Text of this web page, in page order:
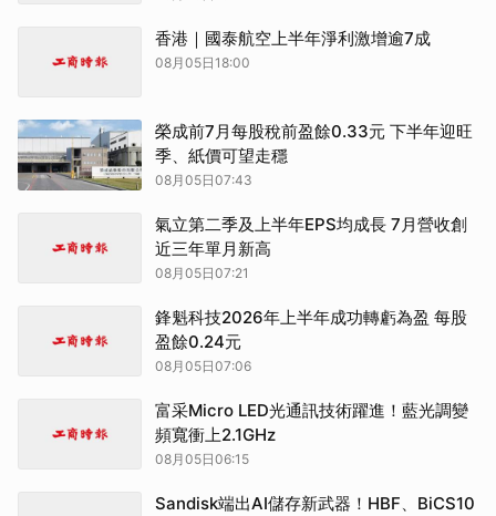
香港｜國泰航空上半年淨利激增逾7成
08月05日18:00
榮成前7月每股稅前盈餘0.33元 下半年迎旺
季、紙價可望走穩
08月05日07:43
氣立第二季及上半年EPS均成長 7月營收創
近三年單月新高
08月05日07:21
鋒魁科技2026年上半年成功轉虧為盈 每股
盈餘0.24元
08月05日07:06
富采Micro LED光通訊技術躍進！藍光調變
頻寬衝上2.1GHz
08月05日06:15
Sandisk端出AI儲存新武器！HBF、BiCS10